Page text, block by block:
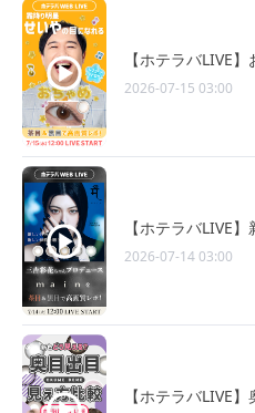
【ホテラバLIVE
2026-07-15 03:00
【ホテラバLIVE
2026-07-14 03:00
【ホテラバLIVE